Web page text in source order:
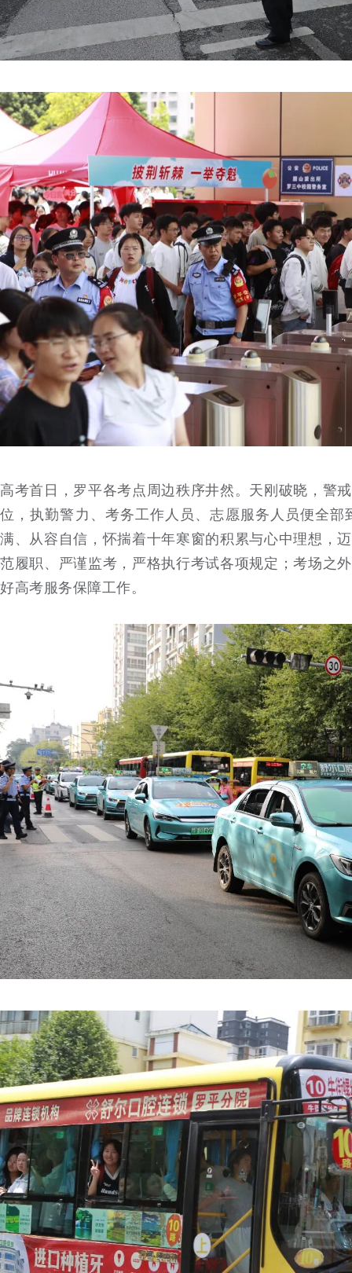
高考首日，罗平各考点周边秩序井然。天刚破晓，警
位，执勤警力、考务工作人员、志愿服务人员便全
满、从容自信，怀揣着十年寒窗的积累与心中理想，
范履职、严谨监考，严格执行考试各项规定；考场之
好高考服务保障工作。